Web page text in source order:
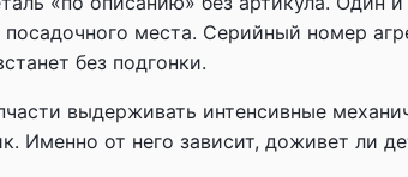
места. Серийный номер
без подгонки.
выдерживать интенсивные
Именно от него зависит, доживет ли